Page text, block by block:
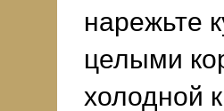
нарежьте
целыми
холодной